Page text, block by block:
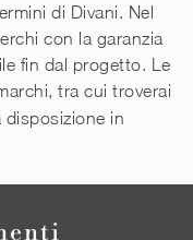
di Divani. Nel
con la garanzia
fin dal progetto. Le
tra cui troverai
disposizione in